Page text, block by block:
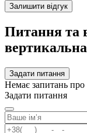
Залишити відгук
Питання та
Задати питання
Немає запитань про
Задати питання